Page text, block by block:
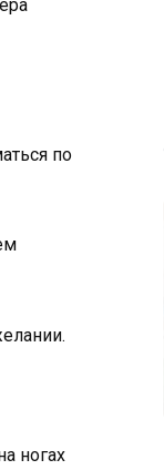
по
ногах